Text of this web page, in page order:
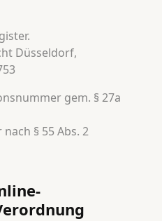
Düsseldorf,
gem. § 27a
§ 55 Abs. 2